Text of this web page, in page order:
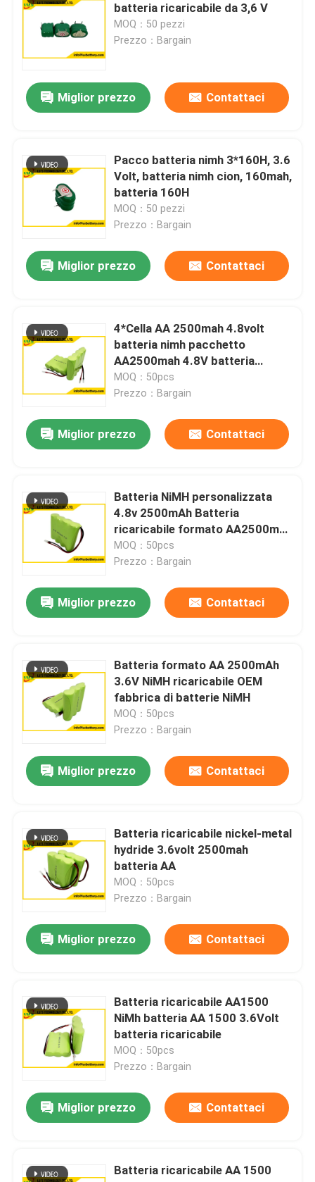
Prodotti
Circa noi
Giro della fabbrica
Contattici
Casi
Batteria del diossido del manganese del litio
Batteria ultra sottile
Cellula del bottone del litio
Batteria ricaricabile del polimero del litio
Caricatori della batteria al litio
1,2 batteria ricaricabile di V
batteria ricaricabile da 3,6 V
MOQ：50 pezzi
Prezzo：Bargain
Miglior prezzo Contattaci
Pacco batteria nimh 3*160H, 3.6
Volt, batteria nimh cion, 160mah,
batteria 160H
MOQ：50 pezzi
Prezzo：Bargain
Miglior prezzo Contattaci
4*Cella AA 2500mah 4.8volt
batteria nimh pacchetto
AA2500mah 4.8V batteria
ricaricabile
MOQ：50pcs
Prezzo：Bargain
Miglior prezzo Contattaci
Batteria NiMH personalizzata
4.8v 2500mAh Batteria
ricaricabile formato AA2500mah
batteria OEM
MOQ：50pcs
Prezzo：Bargain
Miglior prezzo Contattaci
Batteria formato AA 2500mAh
3.6V NiMH ricaricabile OEM
fabbrica di batterie NiMH
MOQ：50pcs
Prezzo：Bargain
Miglior prezzo Contattaci
Batteria ricaricabile nickel-metal
hydride 3.6volt 2500mah
batteria AA
MOQ：50pcs
Prezzo：Bargain
Miglior prezzo Contattaci
Batteria ricaricabile AA1500
NiMh batteria AA 1500 3.6Volt
batteria ricaricabile
MOQ：50pcs
Prezzo：Bargain
Miglior prezzo Contattaci
Batteria ricaricabile AA 1500